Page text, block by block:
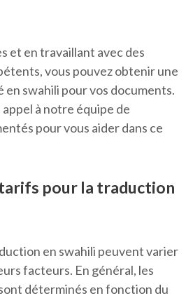
et en travaillant avec des
vous pouvez obtenir une
swahili pour vos documents.
appel à notre équipe de
pour vous aider dans ce
pour la traduction
en swahili peuvent varier
facteurs. En général, les
déterminés en fonction du